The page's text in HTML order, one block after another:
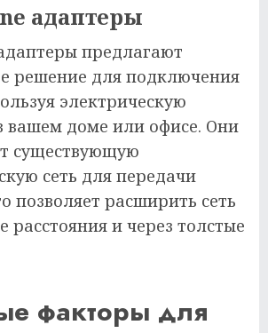
адаптеры
предлагают
решение для подключения
электрическую
вашем доме или офисе. Они
существующую
сеть для передачи
позволяет расширить сеть
расстояния и через толстые
факторы для